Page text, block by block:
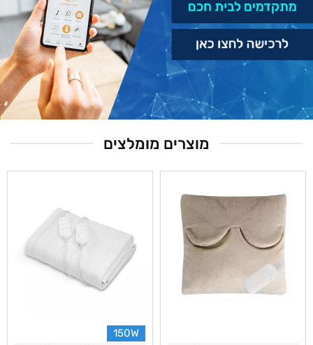
מוצרים מומלצים
150W